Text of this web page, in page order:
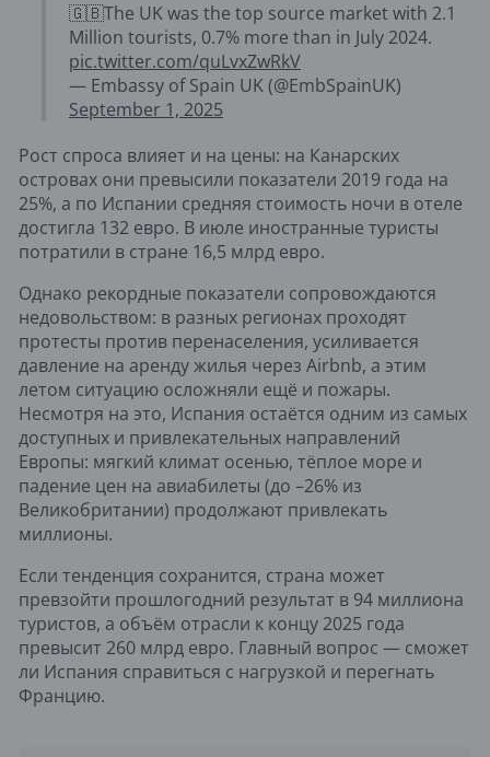
🇬🇧The UK was the top source market with 2.1
Million tourists, 0.7% more than in July 2024.
pic.twitter.com/quLvxZwRkV
— Embassy of Spain UK (@EmbSpainUK)
September 1, 2025
Рост спроса влияет и на цены: на Канарских
островах они превысили показатели 2019 года на
25%, а по Испании средняя стоимость ночи в отеле
достигла 132 евро. В июле иностранные туристы
потратили в стране 16,5 млрд евро.
Однако рекордные показатели сопровождаются
недовольством: в разных регионах проходят
протесты против перенаселения, усиливается
давление на аренду жилья через Airbnb, а этим
летом ситуацию осложняли ещё и пожары.
Несмотря на это, Испания остаётся одним из самых
доступных и привлекательных направлений
Европы: мягкий климат осенью, тёплое море и
падение цен на авиабилеты (до –26% из
Великобритании) продолжают привлекать
миллионы.
Если тенденция сохранится, страна может
превзойти прошлогодний результат в 94 миллиона
туристов, а объём отрасли к концу 2025 года
превысит 260 млрд евро. Главный вопрос — сможет
ли Испания справиться с нагрузкой и перегнать
Францию.